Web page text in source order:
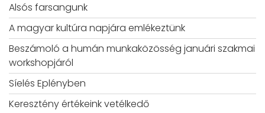
Alsós farsangunk
A magyar kultúra napjára emlékeztünk
Beszámoló a humán munkaközösség januári szakmai
workshopjáról
Síelés Eplényben
Keresztény értékeink vetélkedő